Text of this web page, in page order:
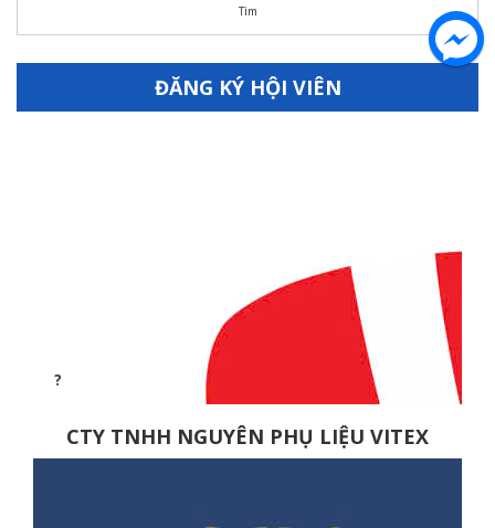
ĐĂNG KÝ HỘI VIÊN
CTY TNHH NGUYÊN PHỤ LIỆU VITEX